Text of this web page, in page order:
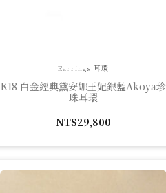
Earrings 耳環
K18 白金經典黛安娜王妃銀藍Akoya珍
珠耳環
NT$29,800